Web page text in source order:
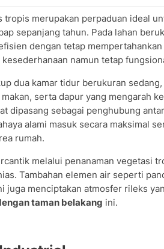
tropis merupakan perpaduan ideal
sepanjang tahun. Pada lahan
dengan tetap
namun tetap
dua kamar tidur berukuran
serta dapur yang mengarah
dipasang sebagai penghubung
alami masuk secara maksimal
rumah.
melalui penanaman vegetasi
Tambahan elemen air seperti
juga menciptakan atmosfer rileks
taman belakang ini.